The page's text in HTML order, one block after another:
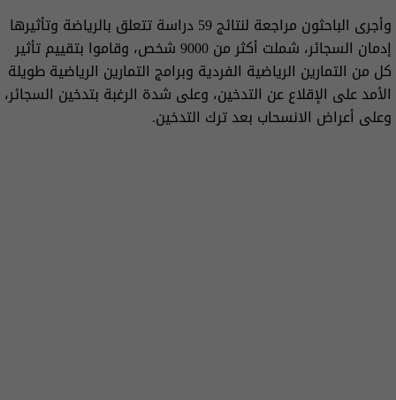
وأجرى الباحثون مراجعة لنتائج 59 دراسة تتعلق بالرياضة وتأثيرها
إدمان السجائر، شملت أكثر من 9000 شخص، وقاموا بتقييم تأثير
كل من التمارين الرياضية الفردية وبرامج التمارين الرياضية طويلة
الأمد على الإقلاع عن التدخين، وعلى شدة الرغبة بتدخين السجائر،
وعلى أعراض الانسحاب بعد ترك التدخين.